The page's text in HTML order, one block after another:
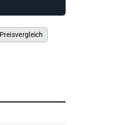
Preisvergleich